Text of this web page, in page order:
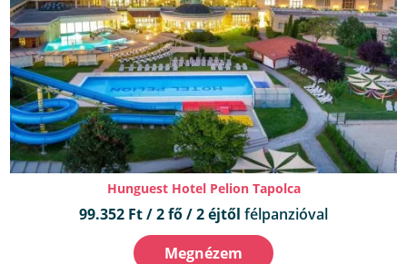
Hunguest Hotel Pelion Tapolca
99.352 Ft / 2 fő / 2 éjtől félpanzióval
Megnézem